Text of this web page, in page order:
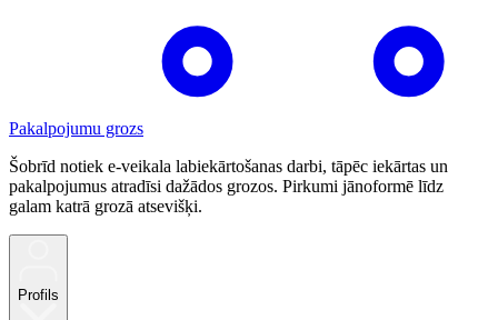
Pakalpojumu grozs
Šobrīd notiek e-veikala labiekārtošanas darbi, tāpēc iekārtas un
pakalpojumus atradīsi dažādos grozos. Pirkumi jānoformē līdz
galam katrā grozā atsevišķi.
Profils